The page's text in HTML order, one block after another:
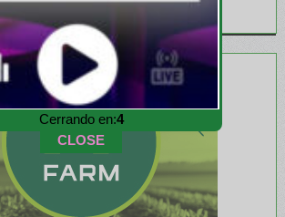
Cerrando en:1
CLOSE